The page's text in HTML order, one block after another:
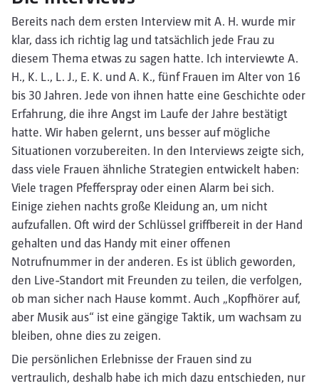
Bereits nach dem ersten Interview mit A. H. wurde mir
klar, dass ich richtig lag und tatsächlich jede Frau zu
diesem Thema etwas zu sagen hatte. Ich interviewte A.
H., K. L., L. J., E. K. und A. K., fünf Frauen im Alter von 16
bis 30 Jahren. Jede von ihnen hatte eine Geschichte oder
Erfahrung, die ihre Angst im Laufe der Jahre bestätigt
hatte. Wir haben gelernt, uns besser auf mögliche
Situationen vorzubereiten. In den Interviews zeigte sich,
dass viele Frauen ähnliche Strategien entwickelt haben:
Viele tragen Pfefferspray oder einen Alarm bei sich.
Einige ziehen nachts große Kleidung an, um nicht
aufzufallen. Oft wird der Schlüssel griffbereit in der Hand
gehalten und das Handy mit einer offenen
Notrufnummer in der anderen. Es ist üblich geworden,
den Live-Standort mit Freunden zu teilen, die verfolgen,
ob man sicher nach Hause kommt. Auch „Kopfhörer auf,
aber Musik aus“ ist eine gängige Taktik, um wachsam zu
bleiben, ohne dies zu zeigen.
Die persönlichen Erlebnisse der Frauen sind zu
vertraulich, deshalb habe ich mich dazu entschieden, nur